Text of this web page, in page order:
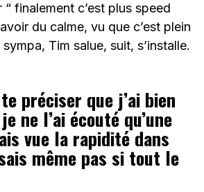
finalement c’est plus speed
du calme, vu que c’est plein
Tim salue, suit, s’installe.
préciser que j’ai bien
ne l’ai écouté qu’une
vue la rapidité dans
même pas si tout le